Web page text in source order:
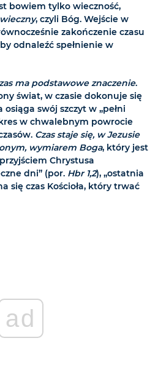
bowiem tylko wieczność,
, czyli Bóg. Wejście w
zakończenie czasu
odnaleźć spełnienie w
ma podstawowe znaczenie.
świat, w czasie dokonuje się
swój szczyt w „pełni
w chwalebnym powrocie
Czas staje się, w Jezusie
wymiarem Boga, który jest
Chrystusa
dni” (por. Hbr 1,2), „ostatnia
się czas Kościoła, który trwać
ad